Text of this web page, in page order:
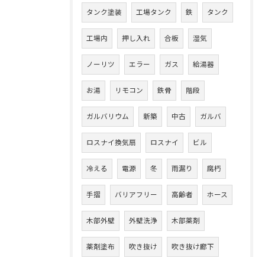
タンク塗装 工場タンク 鉄 タンク
工場内 押し入れ 合板 湿気
ノーリツ エラー ガス 給湯器
お湯 リモコン 鉄骨 階段
ガルバリウム 新築 中古 ガルバ
ロスナイ換気扇 ロスナイ ビル
冷える 電源 冬 雨漏り 腐朽
手摺 バリアフリー 高齢者 ホース
木部外壁 外壁洗浄 木部薬剤
薬剤塗布 吹き抜け 吹き抜け廊下